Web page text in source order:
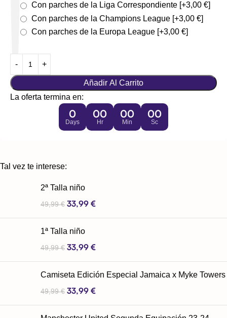
Con parches de la Liga Correspondiente [+3,00 €]
Con parches de la Champions League [+3,00 €]
Con parches de la Europa League [+3,00 €]
Añadir Al Carrito
La oferta termina en:
0
Days
00
Hr
00
Min
00
Sc
Tal vez te interese:
2ª Talla niño
49,99€ 33,99 €
1ª Talla niño
49,99€ 33,99 €
Camiseta Edición Especial Jamaica x Myke Towers
49,99€ 33,99 €